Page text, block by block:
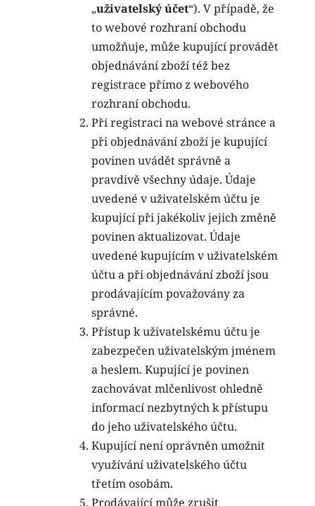
„uživatelský účet“). V případě, že
to webové rozhraní obchodu
umožňuje, může kupující provádět
objednávání zboží též bez
registrace přímo z webového
rozhraní obchodu.
Při registraci na webové stránce a
při objednávání zboží je kupující
povinen uvádět správně a
pravdivě všechny údaje. Údaje
uvedené v uživatelském účtu je
kupující při jakékoliv jejich změně
povinen aktualizovat. Údaje
uvedené kupujícím v uživatelském
účtu a při objednávání zboží jsou
prodávajícím považovány za
správné.
Přístup k uživatelskému účtu je
zabezpečen uživatelským jménem
a heslem. Kupující je povinen
zachovávat mlčenlivost ohledně
informací nezbytných k přístupu
do jeho uživatelského účtu.
Kupující není oprávněn umožnit
využívání uživatelského účtu
třetím osobám.
Prodávající může zrušit